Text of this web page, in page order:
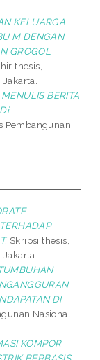
KELUARGA
M DENGAN
GROGOL
thesis,
BERITA
Pembangunan
Skripsi thesis,
DI
Nasional
KOMPOR